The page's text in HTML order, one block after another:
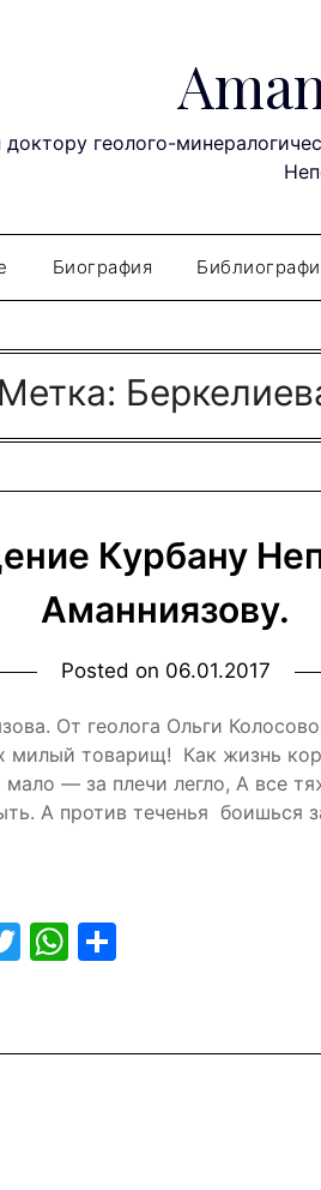
геолого-
Биография
Метка:
Курбану
Аманниязову.
Posted on 06.01.2017
От геолога Ольги
милый товарищ! Как жизнь
— за плечи легло, А все
А против теченья боишься
TwitterWhatsApp